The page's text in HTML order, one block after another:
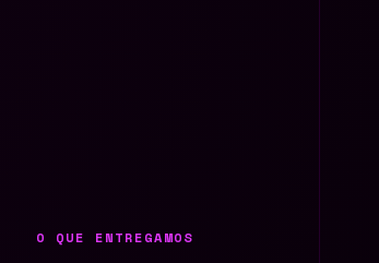
O QUE ENTREGAMOS